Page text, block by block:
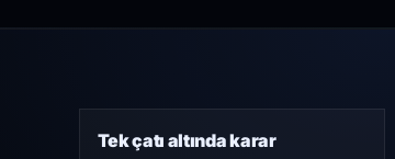
Tek çatı altında karar